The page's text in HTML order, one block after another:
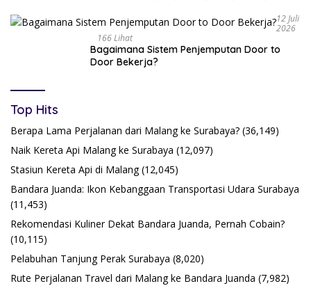
12 Juli
2026
166 Lihat
Bagaimana Sistem Penjemputan Door to
Door Bekerja?
Top Hits
Berapa Lama Perjalanan dari Malang ke Surabaya? (36,149)
Naik Kereta Api Malang ke Surabaya (12,097)
Stasiun Kereta Api di Malang (12,045)
Bandara Juanda: Ikon Kebanggaan Transportasi Udara Surabaya
(11,453)
Rekomendasi Kuliner Dekat Bandara Juanda, Pernah Cobain?
(10,115)
Pelabuhan Tanjung Perak Surabaya (8,020)
Rute Perjalanan Travel dari Malang ke Bandara Juanda (7,982)